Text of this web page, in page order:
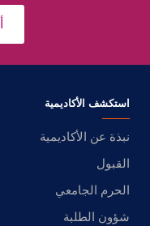
استكشف الأكاديمية
نبذة عن الأكاديمية
القبول
الحرم الجامعي
شؤون الطلبة